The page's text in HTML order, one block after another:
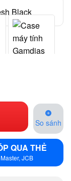
So sánh
QUA THẺ
JCB